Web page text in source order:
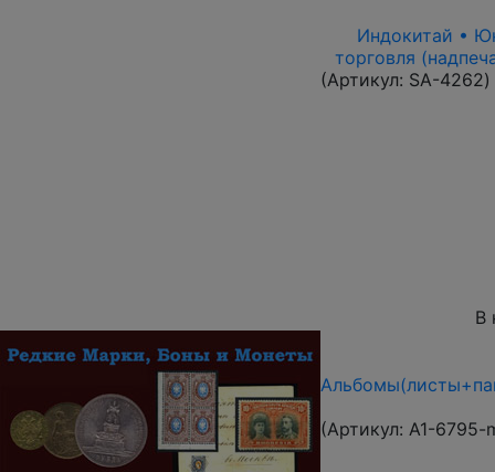
Индокитай •
торговля
(Артикул: SA-4262)
В
(Артикул: A1-6795-